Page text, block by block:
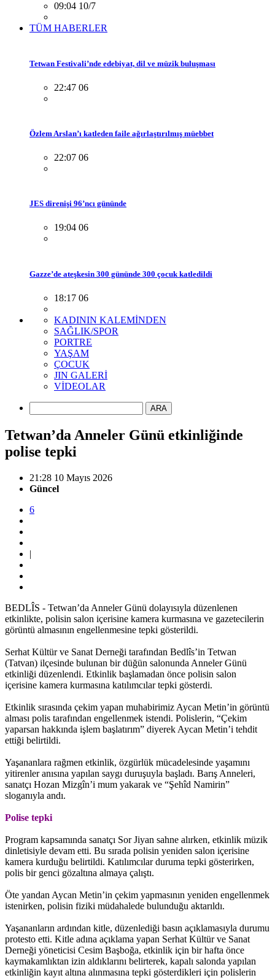
09:04 10/7
TÜM HABERLER
Tetwan Festivali’nde edebiyat, dil ve müzik buluşması
22:47 06
Özlem Arslan’ı katleden faile ağırlaştırılmış müebbet
22:07 06
JES direnişi 96’ncı gününde
19:04 06
Gazze’de ateşkesin 300 gününde 300 çocuk katledildi
18:17 06
KADININ KALEMİNDEN
SAĞLIK/SPOR
PORTRE
YAŞAM
ÇOCUK
JIN GALERİ
VİDEOLAR
ARA
Tetwan’da Anneler Günü etkinliğinde
polise tepki
21:28 10 Mayıs 2026
Güncel
6
|
BEDLÎS - Tetwan’da Anneler Günü dolayısıyla düzenlenen
etkinlikte, polisin salon içerisine kamera kurmasına ve gazetecilerin
görüntü almasının engellenmesine tepki gösterildi.
Serhat Kültür ve Sanat Derneği tarafından Bedlîs’in Tetwan
(Tatvan) ilçesinde bulunan bir düğün salonunda Anneler Günü
etkinliği düzenlendi. Etkinlik başlamadan önce polisin salon
içerisine kamera kurmasına katılımcılar tepki gösterdi.
Etkinlik sırasında çekim yapan muhabirimiz Aycan Metin’in görüntü
alması polis tarafından engellenmek istendi. Polislerin, “Çekim
yaparsan hakkında işlem başlatırım” diyerek Aycan Metin’i tehdit
ettiği belirtildi.
Yaşananlara rağmen etkinlik, özgürlük mücadelesinde yaşamını
yitirenler anısına yapılan saygı duruşuyla başladı. Barış Anneleri,
sanatçı Hozan Mizgîn’i mum yakarak ve “Şehîd Namirin”
sloganıyla andı.
Polise tepki
Program kapsamında sanatçı Sor Jiyan sahne alırken, etkinlik müzik
dinletisiyle devam etti. Bu sırada polisin yeniden salon içerisine
kamera kurduğu belirtildi. Katılımcılar duruma tepki gösterirken,
polis bir genci gözaltına almaya çalıştı.
Öte yandan Aycan Metin’in çekim yapmasının yeniden engellenmek
istenirken, polisin fiziki müdahalede bulunduğu aktarıldı.
Yaşananların ardından kitle, düzenlediği basın açıklamasıyla durumu
protesto etti. Kitle adına açıklama yapan Serhat Kültür ve Sanat
Derneği yöneticisi Cesim Başboğa, etkinlik için bir hafta önce
kaymakamlıktan izin aldıklarını belirterek, kapalı salonda yapılan
etkinliğin kayıt altına alınmasına tepki gösterdikleri için polislerin